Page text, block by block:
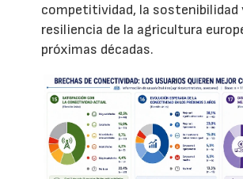
competitividad, la sostenibilidad
resiliencia de la agricultura
próximas décadas.